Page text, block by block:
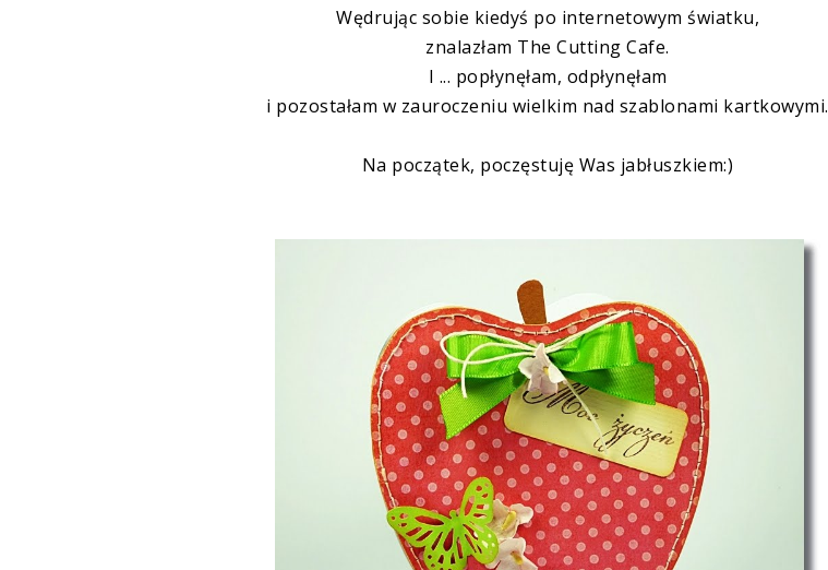
Wędrując sobie kiedyś po internetowym światku,
znalazłam TheCutting Cafe.
I ... popłynęłam, odpłynęłam
i pozostałam w zauroczeniu wielkim nad szablonami kartkowymi.
Na początek, poczęstuję Was jabłuszkiem:)